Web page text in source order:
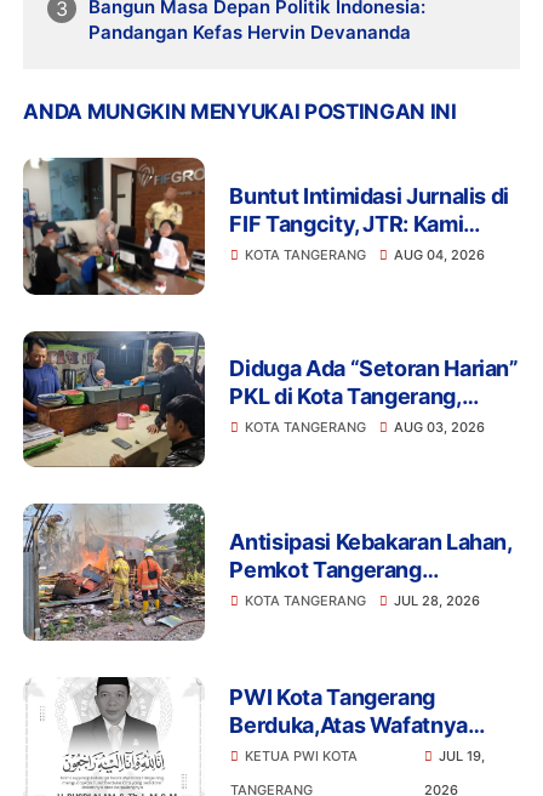
Bangun Masa Depan Politik Indonesia:
Pandangan Kefas Hervin Devananda
ANDA MUNGKIN MENYUKAI POSTINGAN INI
Buntut Intimidasi Jurnalis di
FIF Tangcity, JTR: Kami
Tidak Akan Tinggal Diam!
KOTA TANGERANG AUG 04, 2026
Diduga Ada “Setoran Harian”
PKL di Kota Tangerang,
Aliran Dana Bayangan di
KOTA TANGERANG AUG 03, 2026
Antisipasi Kebakaran Lahan,
Pemkot Tangerang
Perintahkan RT/RW Giatkan
KOTA TANGERANG JUL 28, 2026
PWI Kota Tangerang
Berduka,Atas Wafatnya
Ketua DPRD Kota Tangerang
Bang Rusdi
KETUA PWI KOTA
TANGERANG
JUL 19,
2026